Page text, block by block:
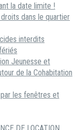
la date limite !
dans le quartier
interdits
Jeunesse et
de la Cohabitation
les fenêtres et
DE LOCATION